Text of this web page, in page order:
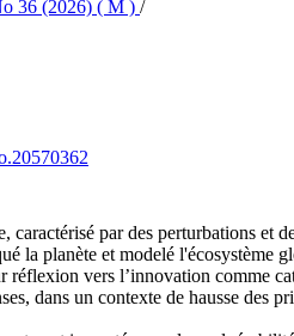
36 (2026) ( M ) /
caractérisé par des perturbations et
la planète et modelé l'écosystème
réflexion vers l’innovation comme
dans un contexte de hausse des